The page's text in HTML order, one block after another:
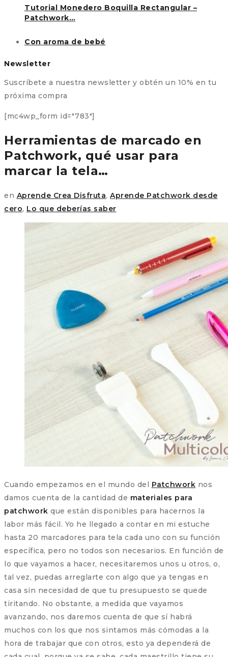
Tutorial Monedero Boquilla Rectangular –
Patchwork…
Con aroma de bebé
Newsletter
Suscríbete a nuestra newsletter y obtén un 10% en tu
próxima compra
[mc4wp_form id="783"]
Herramientas de marcado en
Patchwork, qué usar para
marcar la tela…
en Aprende Crea Disfruta, Aprende Patchwork desde
cero, Lo que deberías saber
Cuando empezamos en el mundo del Patchwork nos
damos cuenta de la cantidad de materiales para
patchwork que están disponibles para hacernos la
labor más fácil. Yo he llegado a contar en mi estuche
hasta 20 marcadores para tela cada uno con su función
específica, pero no todos son necesarios. En función de
lo que vayamos a hacer, necesitaremos unos u otros, o,
tal vez, puedas arreglarte con algo que ya tengas en
casa sin necesidad de que tu presupuesto se quede
tiritando. No obstante, a medida que vayamos
avanzando, nos daremos cuenta de que sí habrá
muchos con los que nos sintamos más cómodas a la
hora de trabajar que con otros, esto ya dependerá de